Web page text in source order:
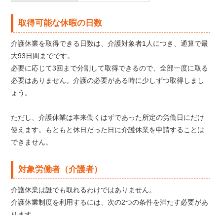
取得可能な休暇の日数
介護休業を取得できる日数は、介護対象者1人につき、通算で最
大93日間までです。
必要に応じて3回まで分割して取得できるので、全部一度に取る
必要はありません。介護の必要がある時に少しずつ取得しまし
ょう。
ただし、介護休業は本来働くはずであった所定の労働日にだけ
使えます。もともと休日だった日に介護休業を申請することは
できません。
対象労働者（介護者）
介護休業は誰でも取れるわけではありません。
介護休業制度を利用するには、次の2つの条件を満たす必要があ